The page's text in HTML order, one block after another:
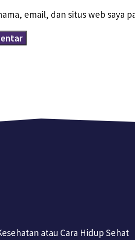
email, dan situs web saya
atau Cara Hidup Sehat